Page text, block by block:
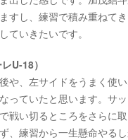
すし、練習で積み重ねて
ていきたいです。
U-18）
や、左サイドをうまく使
っていたと思います。サ
戦い切るところをさらに
、練習から一生懸命やるし